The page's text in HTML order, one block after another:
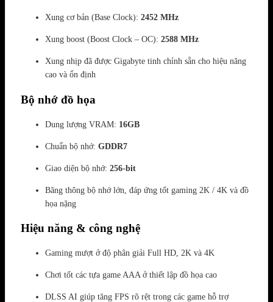
Xung cơ bản (Base Clock): 2452 MHz
Xung boost (Boost Clock – OC): 2588 MHz
Xung nhịp đã được Gigabyte tinh chỉnh sẵn cho hiệu năng
cao và ổn định
Bộ nhớ đồ họa
Dung lượng VRAM: 16GB
Chuẩn bộ nhớ: GDDR7
Giao diện bộ nhớ: 256-bit
Băng thông bộ nhớ lớn, đáp ứng tốt gaming 2K / 4K và đồ
họa nặng
Hiệu năng & công nghệ
Gaming mượt ở độ phân giải Full HD, 2K và 4K
Chơi tốt các tựa game AAA ở thiết lập đồ họa cao
DLSS AI giúp tăng FPS rõ rệt trong các game hỗ trợ